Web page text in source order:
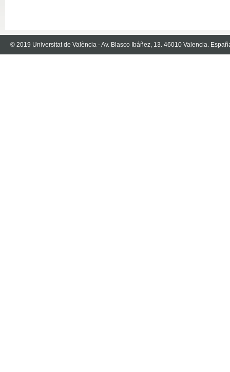
© 2019 Universitat de València - Av. Blasco Ibáñez, 13. 46010 Valencia.